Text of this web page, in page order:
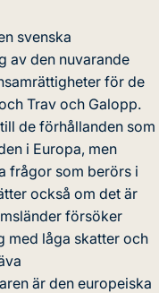
svenska
av den nuvarande
för de
Trav och Galopp.
de förhållanden som
i Europa, men
frågor som berörs i
också om det är
försöker
med låga skatter och
är den europeiska